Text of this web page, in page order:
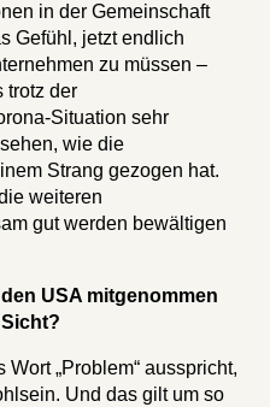
in der Gemeinschaft
Gefühl, jetzt endlich
zu müssen –
trotz der
Situation sehr
wie die
Strang gezogen hat.
weiteren
gut werden bewältigen
USA mitgenommen
„Problem“ ausspricht,
Und das gilt um so